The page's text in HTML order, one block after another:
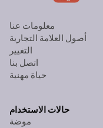
معلومات عنا
أصول العلامة التجارية
التغيير
اتصل بنا
حياة مهنية
حالات الاستخدام
موضة